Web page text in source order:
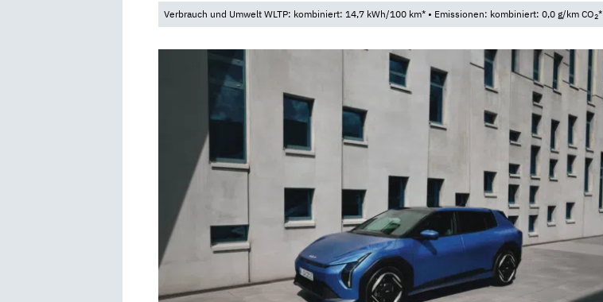
Verbrauch und Umwelt WLTP: kombiniert: 14,7 kWh/100 km* • Emissionen: kombiniert: 0,0 g/km CO2*